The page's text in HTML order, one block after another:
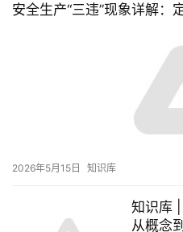
安全生产“三违”现象详解：
2026年5月15日 知识库
知识库 |
从概念